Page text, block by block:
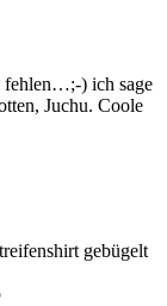
fehlen…;-) ich sage
Juchu. Coole
gebügelt